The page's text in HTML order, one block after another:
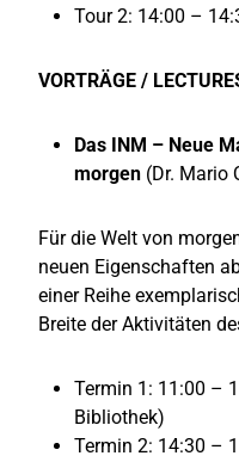
Tour 2: 14:00 –
VORTRÄGE /
Das INM – Neue
morgen (Dr. Mario
Für die Welt von
neuen Eigenschaften
einer Reihe
Breite der Aktivitäten
Termin 1: 11:00 –
Bibliothek)
Termin 2: 14:30 –